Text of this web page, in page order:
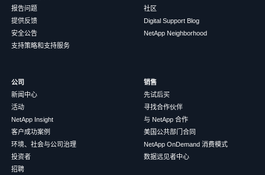
报告问题
提供反馈
安全公告
支持策略和支持服务
社区
Digital Support Blog
NetApp Neighborhood
公司
新闻中心
活动
NetApp Insight
客户成功案例
环境、社会与公司治理
投资者
招聘
销售
先试后买
寻找合作伙伴
与 NetApp 合作
美国公共部门合同
NetApp OnDemand 消费模式
数据远见者中心